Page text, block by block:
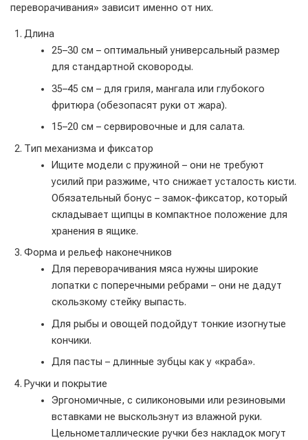
переворачивания» зависит именно от них.
Длина
25–30 см – оптимальный универсальный размер
для стандартной сковороды.
35–45 см – для гриля, мангала или глубокого
фритюра (обезопасят руки от жара).
15–20 см – сервировочные и для салата.
Тип механизма и фиксатор
Ищите модели с пружиной – они не требуют
усилий при разжиме, что снижает усталость кисти.
Обязательный бонус – замок-фиксатор, который
складывает щипцы в компактное положение для
хранения в ящике.
Форма и рельеф наконечников
Для переворачивания мяса нужны широкие
лопатки с поперечными ребрами – они не дадут
скользкому стейку выпасть.
Для рыбы и овощей подойдут тонкие изогнутые
кончики.
Для пасты – длинные зубцы как у «краба».
Ручки и покрытие
Эргономичные, с силиконовыми или резиновыми
вставками не выскользнут из влажной руки.
Цельнометаллические ручки без накладок могут